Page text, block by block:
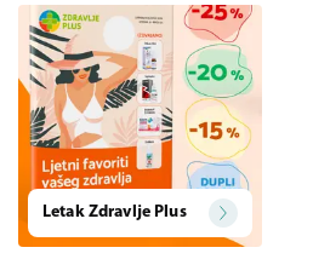
Letak Zdravlje Plus